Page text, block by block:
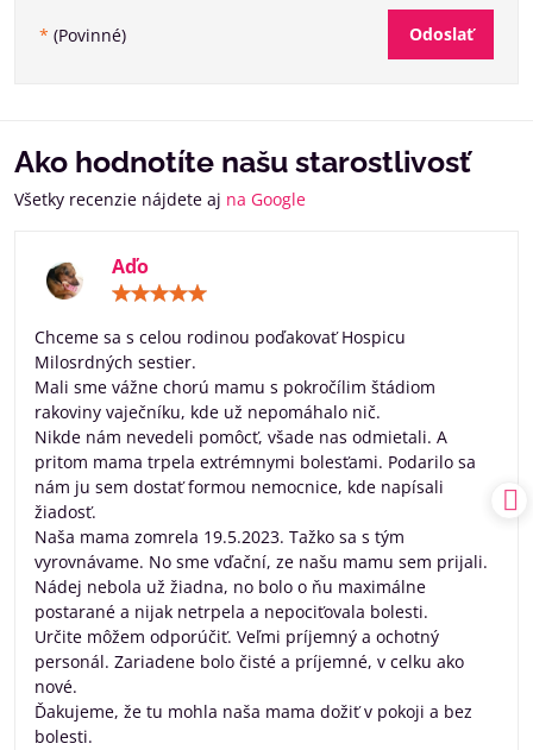
* (Povinné) Odoslať
Ako hodnotíte našu starostlivosť
Všetky recenzie nájdete aj na Google
Aďo
5
Chceme sa s celou rodinou poďakovať Hospicu
Milosrdných sestier.
Mali sme vážne chorú mamu s pokročílim štádiom
rakoviny vaječníku, kde už nepomáhalo nič.
Nikde nám nevedeli pomôcť, všade nas odmietali. A
pritom mama trpela extrémnymi bolesťami. Podarilo sa
nám ju sem dostať formou nemocnice, kde napísali
žiadosť.
Naša mama zomrela 19.5.2023. Tažko sa s tým
vyrovnávame. No sme vďační, ze našu mamu sem prijali.
Nádej nebola už žiadna, no bolo o ňu maximálne
postarané a nijak netrpela a nepociťovala bolesti.
Určite môžem odporúčiť. Veľmi príjemný a ochotný
personál. Zariadene bolo čisté a príjemné, v celku ako
nové.
Ďakujeme, že tu mohla naša mama dožiť v pokoji a bez
bolesti.